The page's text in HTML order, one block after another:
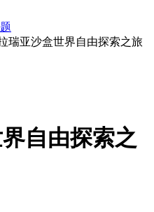
瑞亚沙盒世界自由探索之旅
自由探索之